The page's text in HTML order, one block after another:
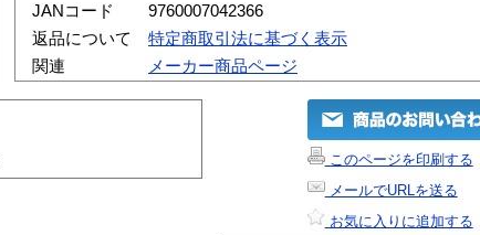
JANコード
9760007042366
返品について
特定商取引法に基づく表示
関連
メーカー商品ページ
このページを印刷する
メールでURLを送る
お気に入りに追加する